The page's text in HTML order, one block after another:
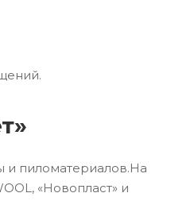
и пиломатериалов.На
«Новопласт» и